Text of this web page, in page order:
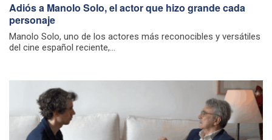
Adiós a Manolo Solo, el actor que hizo grande cada
personaje
Manolo Solo, uno de los actores más reconocibles y versátiles
del cine español reciente,...